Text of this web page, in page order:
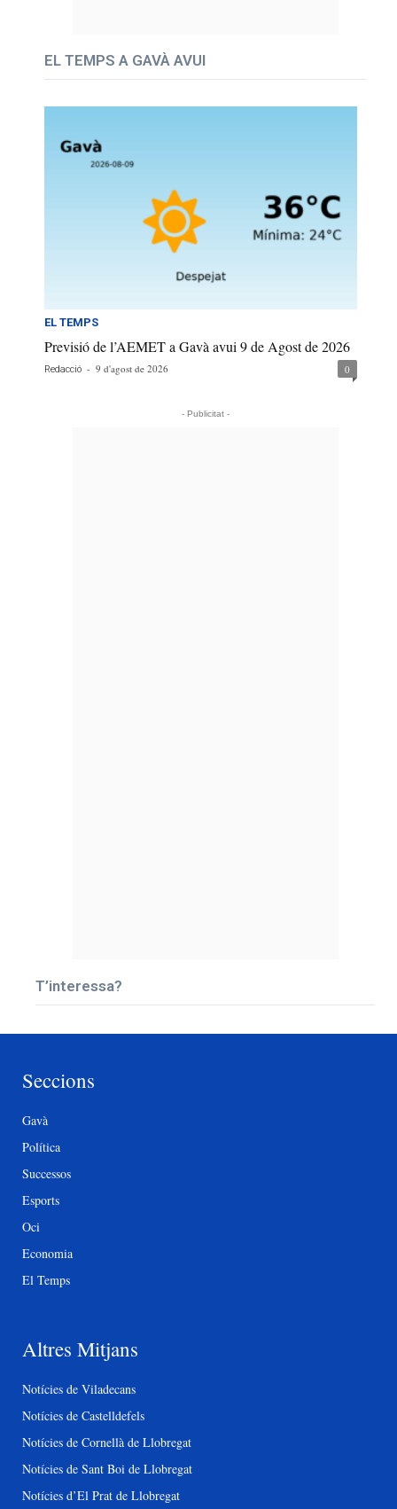
EL TEMPS A GAVÀ AVUI
EL TEMPS
Previsió de l’AEMET a Gavà avui 9 de Agost de 2026
Redacció - 9 d'agost de 2026 0
- Publicitat -
T’interessa?
Seccions
Gavà
Política
Successos
Esports
Oci
Economia
El Temps
Altres Mitjans
Notícies de Viladecans
Notícies de Castelldefels
Notícies de Cornellà de Llobregat
Notícies de Sant Boi de Llobregat
Notícies d’El Prat de Llobregat